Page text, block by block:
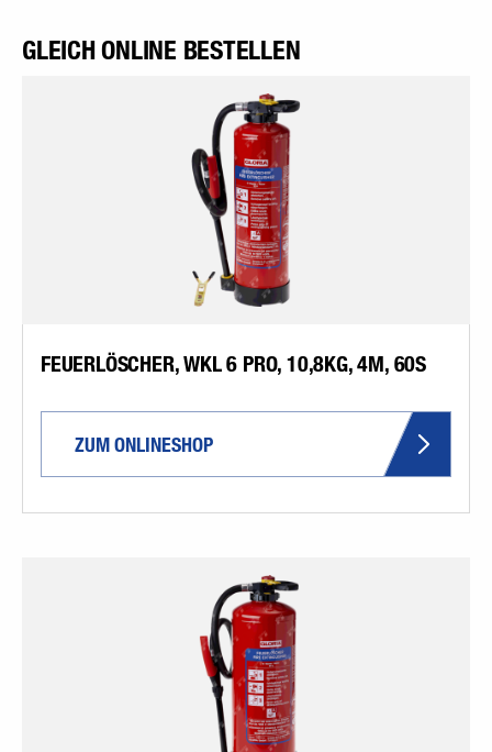
GLEICH ONLINE BESTELLEN
FEUERLÖSCHER, WKL 6 PRO, 10,8KG, 4M, 60S
ZUM ONLINESHOP